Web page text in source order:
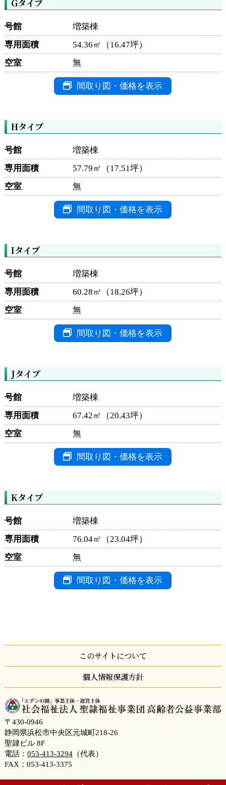
Gタイプ
号館
増築棟
専用面積
54.36㎡（16.47坪）
空室
無
間取り図・価格を表示
Hタイプ
号館
増築棟
専用面積
57.79㎡（17.51坪）
空室
無
間取り図・価格を表示
Iタイプ
号館
増築棟
専用面積
60.28㎡（18.26坪）
空室
無
間取り図・価格を表示
Jタイプ
号館
増築棟
専用面積
67.42㎡（20.43坪）
空室
無
間取り図・価格を表示
Kタイプ
号館
増築棟
専用面積
76.04㎡（23.04坪）
空室
無
間取り図・価格を表示
このサイトについて
個人情報保護方針
〒430-0946
静岡県浜松市中央区元城町218-26
聖隷ビル 8F
電話： 053-413-3294（代表）
FAX：053-413-3375